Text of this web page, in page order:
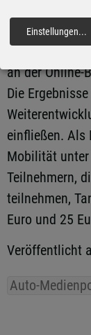
verstehen,
welche
unsere
an der Online-
Die
einfließen. Als
Mobilität unter
Teilnehmern,
teilnehmen,
Euro und 25
Veröffentlicht
Auto-
Einstellungen...